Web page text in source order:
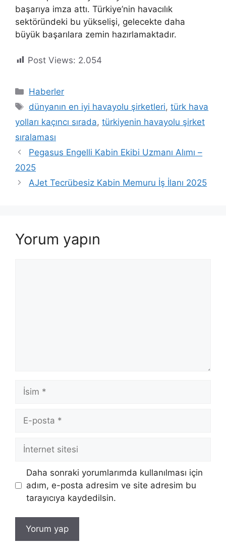
başarıya imza attı. Türkiye’nin havacılık
sektöründeki bu yükselişi, gelecekte daha
büyük başarılara zemin hazırlamaktadır.
Post Views: 2.054
Kategoriler
Haberler
Etiketler
dünyanın en iyi havayolu şirketleri,türk hava
yolları kaçıncı sırada, türkiyenin havayolu şirket
sıralaması
Pegasus Engelli Kabin Ekibi Uzmanı Alımı –
2025
AJet Tecrübesiz Kabin Memuru İş İlanı 2025
Yorum yapın
İsim
posta
İnternet
sitesi
Daha sonraki yorumlarımda kullanılması için
adım, e-posta adresim ve site adresim bu
tarayıcıya kaydedilsin.